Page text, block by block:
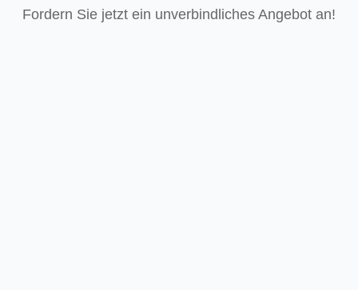
Fordern Sie jetzt ein unverbindliches Angebot an!